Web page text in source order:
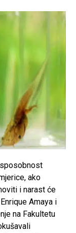
ako
i narast će
Amaya i
na Fakultetu